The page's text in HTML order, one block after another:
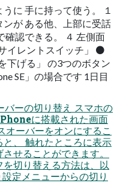
に 手に持って使う。 １
が ある他、上部に受話
確認できる。 ４ 左側面
イレントスイッチ」 ⚫
下げる」 の3つのボタン
SE」の場合です 1日目
ーの切り替え スマホの
に搭載された画面
オーバーをオンにするこ
、 触れたところに表示
せることができます。
切り替える方法は、以
定メニューからの切り